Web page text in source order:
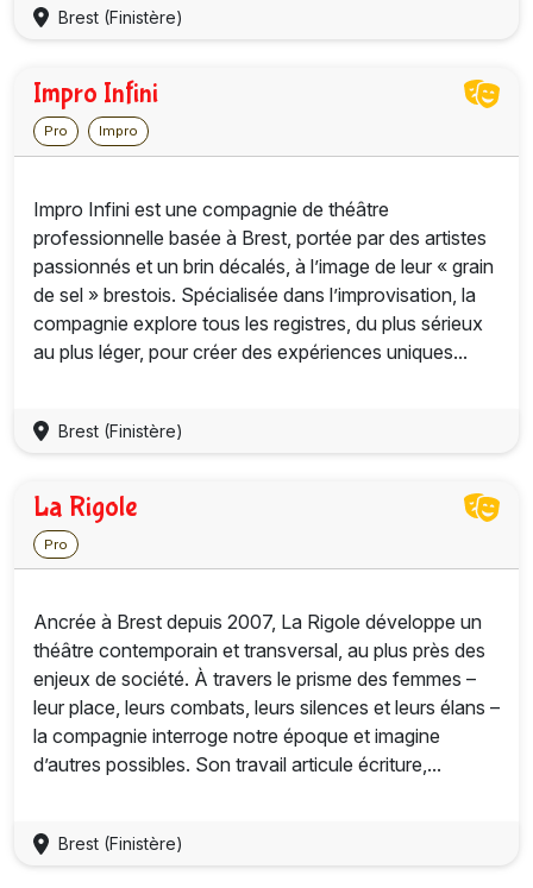
Brest (Finistère)
Impro Infini
Pro Impro
Impro Infini est une compagnie de théâtre
professionnelle basée à Brest, portée par des artistes
passionnés et un brin décalés, à l’image de leur « grain
de sel » brestois. Spécialisée dans l’improvisation, la
compagnie explore tous les registres, du plus sérieux
au plus léger, pour créer des expériences uniques...
Brest (Finistère)
La Rigole
Pro
Ancrée à Brest depuis 2007, La Rigole développe un
théâtre contemporain et transversal, au plus près des
enjeux de société. À travers le prisme des femmes –
leur place, leurs combats, leurs silences et leurs élans –
la compagnie interroge notre époque et imagine
d’autres possibles. Son travail articule écriture,...
Brest (Finistère)